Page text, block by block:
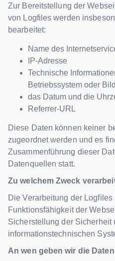
Zur Bereitstellung der
von Logfiles werden
bearbeitet:
Name des
IP-Adresse
Technische
Betriebssystem oder
das Datum und die
Referrer-URL
Diese Daten können keiner
zugeordnet werden und es
Zusammenführung dieser
Datenquellen statt.
Zu welchem Zweck
Die Verarbeitung der Logfiles
Funktionsfähigkeit der
Sicherstellung der Sicherheit
informationstechnischen
An wen geben wir die